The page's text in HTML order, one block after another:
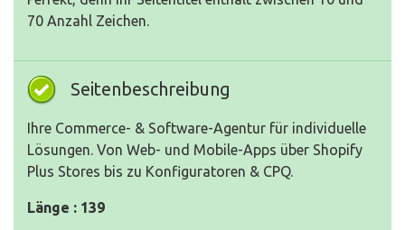
70 Anzahl Zeichen.
Seitenbeschreibung
Ihre Commerce- & Software-Agentur für individuelle
Lösungen. Von Web- und Mobile-Apps über Shopify
Plus Stores bis zu Konfiguratoren & CPQ.
Länge : 139